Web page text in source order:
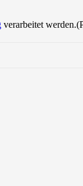
verarbeitet